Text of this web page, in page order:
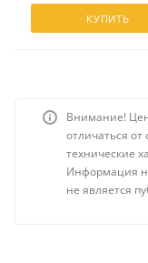
КУПИТЬ
Внимание!
отличаться от
технические
Информация
не является